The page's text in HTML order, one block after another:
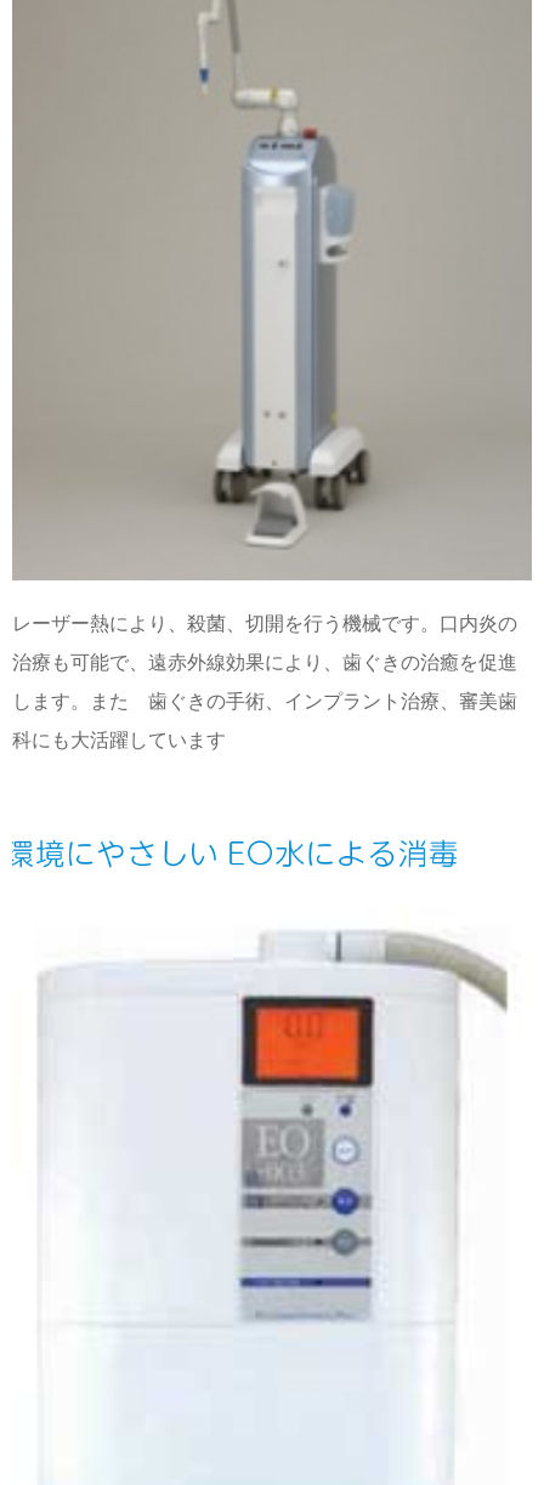
レーザー熱により、殺菌、切開を行う機械です。口内炎の
治療も可能で、遠赤外線効果により、歯ぐきの治癒を促進
します。また 歯ぐきの手術、インプラント治療、審美歯
科にも大活躍しています